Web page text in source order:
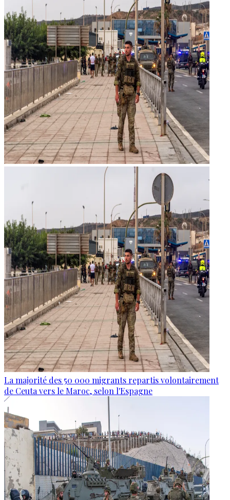
La majorité des 50 000 migrants repartis volontairement
de Ceuta vers le Maroc, selon l'Espagne